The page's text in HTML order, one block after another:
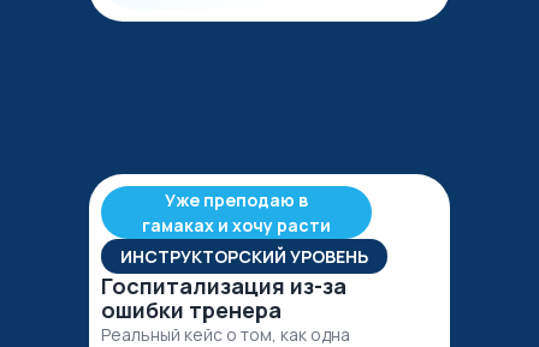
Уже преподаю в
гамаках и хочу расти
ИНСТРУКТОРСКИЙ УРОВЕНЬ
Госпитализация из-за
ошибки тренера
Реальный кейс о том, как одна